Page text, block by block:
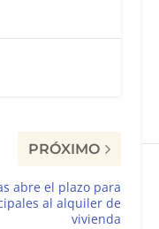
PRÓXIMO
abre el plazo para
al alquiler de
vivienda